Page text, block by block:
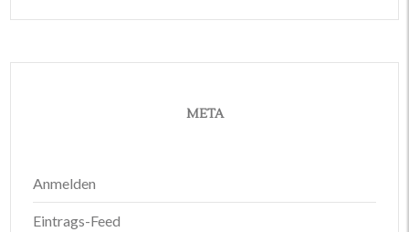
META
Anmelden
Eintrags-Feed